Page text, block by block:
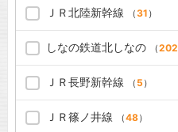
ＪＲ北陸新幹線 （31 ）
しなの鉄道北しなの （202
ＪＲ長野新幹線 （ 5 ）
ＪＲ篠ノ井線 （48）